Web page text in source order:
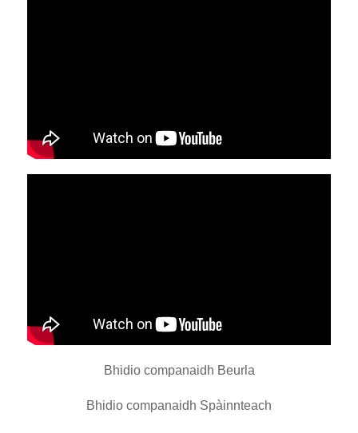
Bhidio companaidh Beurla
Bhidio companaidh Spàinnteach